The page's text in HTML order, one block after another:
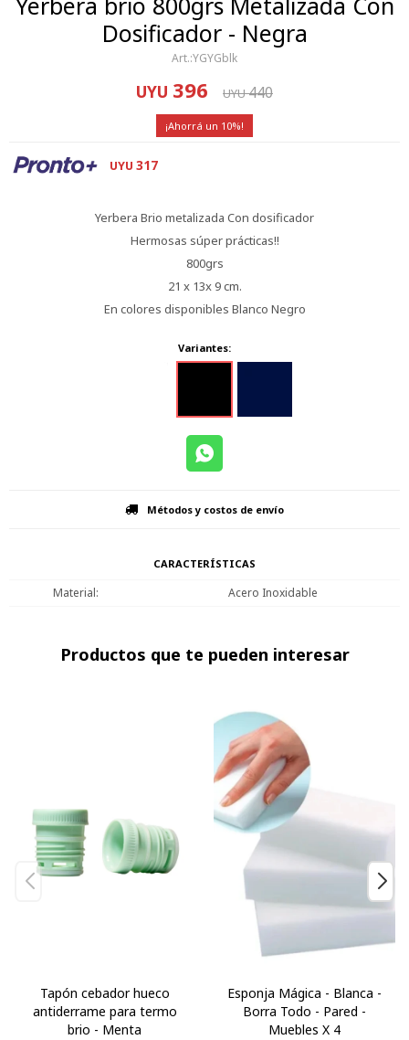
Dosificador - Negra
YGYGblk
UYU 396 UYU440
10
UYU 317
Yerbera Brio metalizada Con dosificador
Hermosas súper prácticas!!
800grs
21 x 13x 9 cm.
En colores disponibles Blanco Negro
Variantes:
Métodos y costos de envío
CARACTERÍSTICAS
Material Acero Inoxidable
Productos que te pueden interesar
Tapón cebador hueco
antiderrame para termo
brio - Menta
Esponja Mágica - Blanca -
Borra Todo - Pared -
Muebles X 4